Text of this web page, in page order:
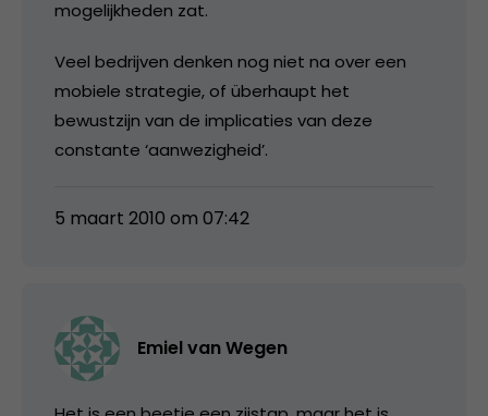
mogelijkheden zat.
Veel bedrijven denken nog niet na over een
mobiele strategie, of überhaupt het
bewustzijn van de implicaties van deze
constante ‘aanwezigheid’.
5 maart 2010 om 07:42
Emiel van Wegen